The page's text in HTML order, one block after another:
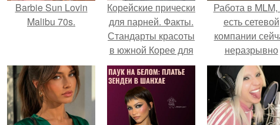
Barbie Sun Lovin
Malibu 70s.
Корейские прически
для парней. Факты.
Стандарты красоты
в южной Корее для
парней?
Работа в MLM,
есть сетевой
компании
неразрывно
связана с
своего
своей
соц сетях.